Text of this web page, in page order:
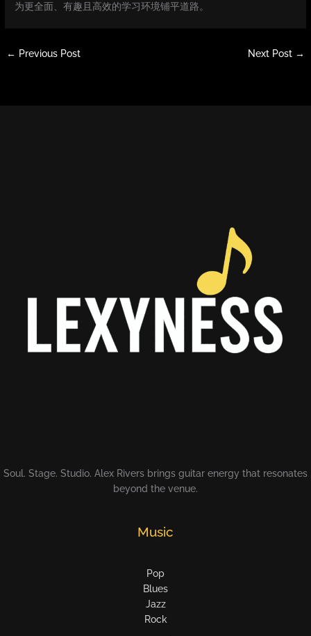
为更全面、有趣且高效的学习环境铺平道路。
← Previous Post Next Post →
Soul. Stage. Studio. Alex Rivers brings guitar energy that resonates
beyond the venue.
Music
Pop
Blues
Jazz
Rock